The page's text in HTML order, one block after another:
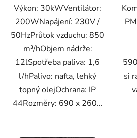
Výkon: 30kWVentilátor:
200WNapájení: 230V /
50HzPrůtok vzduchu: 850
m³/hObjem nádrže:
12lSpotřeba paliva: 1,6
l/hPalivo: nafta, lehký
topný olejOchrana: IP
44Rozměry: 690 x 260...
si